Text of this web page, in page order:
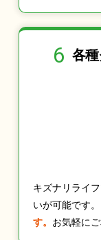
6 各
キズナリライ
いが可能です。
す。 お気軽に